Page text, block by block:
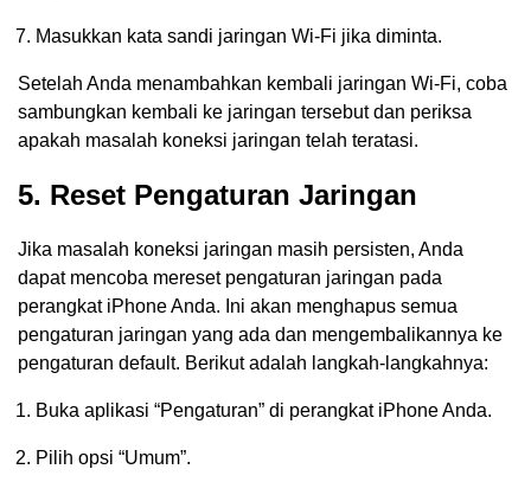
Masukkan kata sandi jaringan Wi-Fi jika diminta.
Setelah Anda menambahkan kembali jaringan Wi-Fi, coba
sambungkan kembali ke jaringan tersebut dan periksa
apakah masalah koneksi jaringan telah teratasi.
5. Reset Pengaturan Jaringan
Jika masalah koneksi jaringan masih persisten, Anda
dapat mencoba mereset pengaturan jaringan pada
perangkat iPhone Anda. Ini akan menghapus semua
pengaturan jaringan yang ada dan mengembalikannya ke
pengaturan default. Berikut adalah langkah-langkahnya:
Buka aplikasi “Pengaturan” di perangkat iPhone Anda.
Pilih opsi “Umum”.